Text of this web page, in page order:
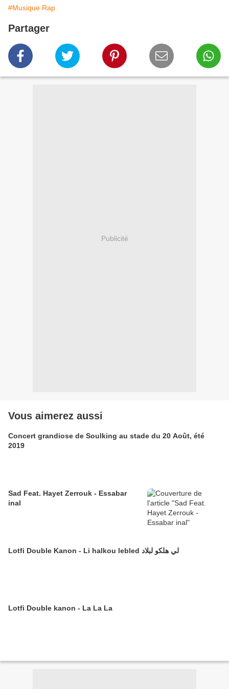
#Musique Rap
Partager
Publicité
Vous aimerez aussi
Concert grandiose de Soulking au stade du 20 Août, été
2019
Sad Feat. Hayet Zerrouk - Essabar
inal
Lotfi Double Kanon - Li halkou lebled لي هلكو لبلاد
Lotfi Double kanon - La La La